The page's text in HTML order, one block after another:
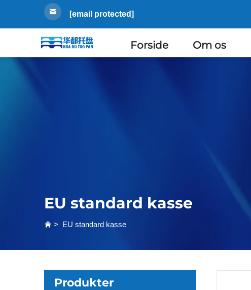
[email protected]
Forside Om os
EU standard kasse
> EU standard kasse
Produkter